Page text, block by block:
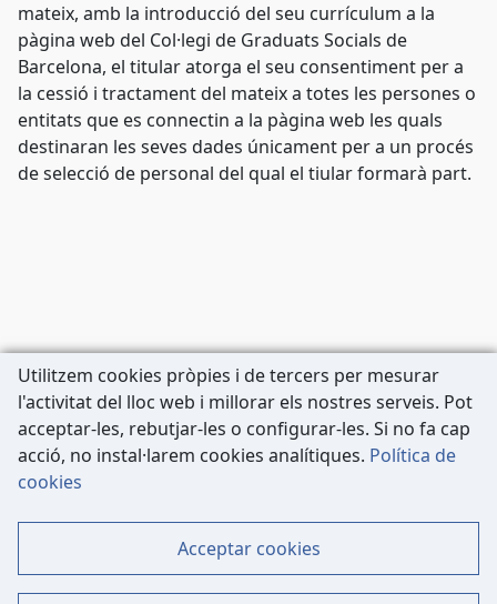
mateix, amb la introducció del seu currículum a la
pàgina web del Col·legi de Graduats Socials de
Barcelona, el titular atorga el seu consentiment per a
la cessió i tractament del mateix a totes les persones o
entitats que es connectin a la pàgina web les quals
destinaran les seves dades únicament per a un procés
de selecció de personal del qual el tiular formarà part.
Carrer de Còrsega, 227
Tel: 933 63 33 80
Mapa Web
Utilitzem cookies pròpies i de tercers per mesurar
l'activitat del lloc web i millorar els nostres serveis. Pot
acceptar-les, rebutjar-les o configurar-les. Si no fa cap
acció, no instal·larem cookies analítiques. Política de
cookies
Acceptar cookies